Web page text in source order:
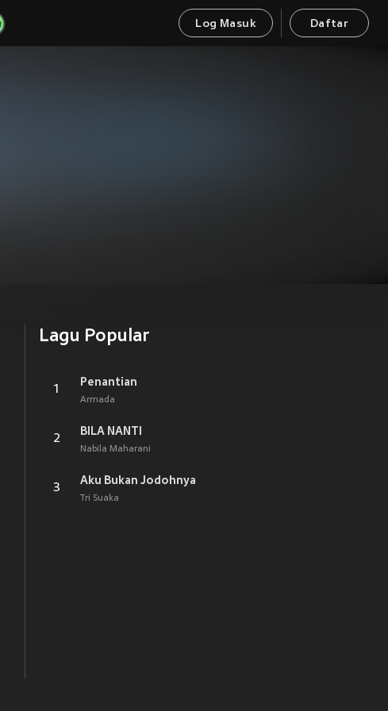
Log Masuk Daftar
Lagu Popular
1
Penantian
Armada
2
BILA NANTI
Nabila Maharani
3
Aku Bukan Jodohnya
Tri Suaka